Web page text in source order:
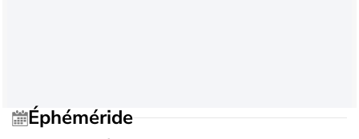
Éphéméride